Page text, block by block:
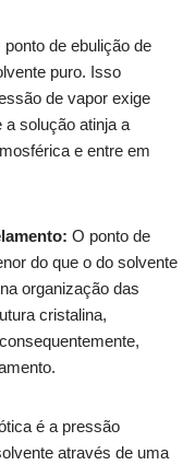
ponto de ebulição de
puro. Isso
de vapor exige
a solução atinja a
e entre em
O ponto de
do que o do solvente
organização das
cristalina,
é a pressão
através de uma